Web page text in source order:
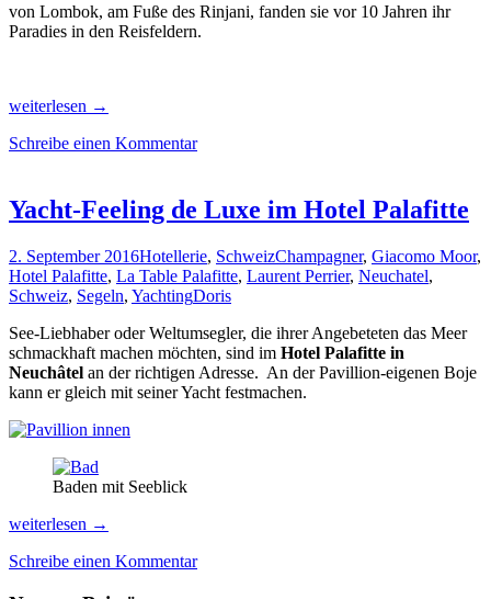
von Lombok, am Fuße des Rinjani, fanden sie vor 10 Jahren ihr
Paradies in den Reisfeldern.
Nach
Jahren
den
Garten
in
Lombok
gefunden
weiterlesen →
Schreibe einen Kommentar
Yacht-Feeling de Luxe im Hotel Palafitte
2. September 2016Hotellerie, SchweizChampagner, Giacomo Moor,
Hotel Palafitte, La Table Palafitte, Laurent Perrier, Neuchatel,
Schweiz, Segeln, YachtingDoris
See-Liebhaber oder Weltumsegler, die ihrer Angebeteten das Meer
schmackhaft machen möchten, sind im Hotel Palafitte in
Neuchâtel an der richtigen Adresse. An der Pavillion-eigenen Boje
kann er gleich mit seiner Yacht festmachen.
Baden mit Seeblick
Yacht-
de
weiterlesen →
Schreibe einen Kommentar